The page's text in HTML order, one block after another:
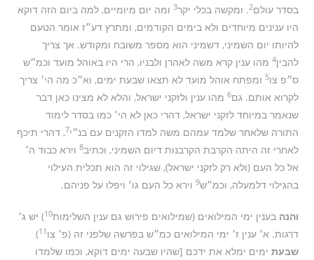
בסדר עולם2. ומקשה בכלי יקר3 ומה יום מיומיים, למה ביום הזה דוקא
היו ענינים מיוחדים ולא בימים הקודמים, ומתרץ דע״ז אומר הטעם
להיותו יום השמיני, דשמיני הוא מספר משובח ומקודש. אך צריך
להבין4 מהו ענין קרא משה לאהרן ולבניו, הרי היו באוהל מועד וכמ״ש
ס״פ צו5 ומפתח אוהל מועד לא תצאו שבעת ימים, וא״כ מה הי׳ צריך
לקרוא אותם. גם6 מהו ענין ולזקני ישראל, והלא לא מצינו כאן דבר
שנאמר במיוחד לזקני ישראל, דהרי כאן לא הי׳ כמו בסדר לימוד
התורה שלאחר שלמד עמהם משה למדו הזקנים עם בנ״י7, דהרי תיכף
לאחרי זה היתה הקרבת הקרבנות דיום השמיני, וכתיב8 וירא כבוד ה׳
אל כל העם (ולא רק לזקני ישראל), שגילוי זה הוא תכלית העילוי
בהגילוי דלמעלה, וכמ״ש9 וירא כל העם גו׳ ויפלו על פניהם.
והנהבענין ימי המילואים (שמילואים פירוש גם ענין השלימות10) יש ג׳
דרגות. א׳ ענין ז׳ ימי המילואים כמ״ש בפרשה שלפני זה (פ׳ צו 11
)
שבעת ימים ימלא את ידכם [שהיו שבעה ימים דוקא, וכמו שלמדו